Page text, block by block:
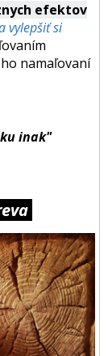
efektov
vylepšiť si
namaľovaní
inak"